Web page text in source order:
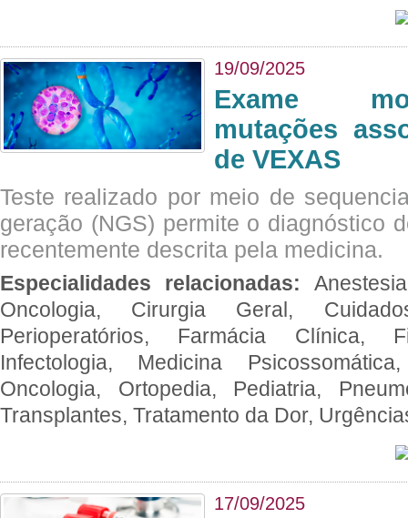
19/09/2025
Exame
mutações
de VEXAS
Teste realizado por meio de
geração (NGS) permite o diagnóstico
recentemente descrita pela medicina.
Especialidades relacionadas:
Oncologia, Cirurgia Geral,
Perioperatórios, Farmácia Clínica,
Infectologia, Medicina
Oncologia, Ortopedia, Pediatria,
Transplantes, Tratamento da Dor,
17/09/2025